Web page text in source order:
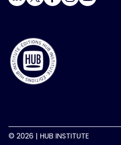
© 2026 | HUB INSTITUTE
Salut c'est nous...
les Cookies !
On a attendu d'être sûrs que
intéresse avant de vous
Lire la politique de confidentialité